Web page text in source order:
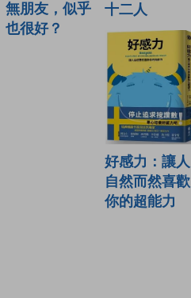
無朋友，似乎
也很好？
十二人
好感力：讓人
自然而然喜歡
你的超能力